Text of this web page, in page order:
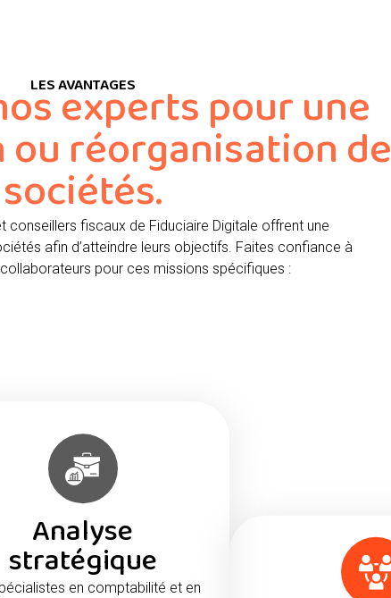
LES AVANTAGES
experts pour une
réorganisation de
sociétés.
conseillers fiscaux de Fiduciaire Digitale offrent une
afin d’atteindre leurs objectifs. Faites confiance à
collaborateurs pour ces missions spécifiques :
Analyse
stratégique
en comptabilité et en